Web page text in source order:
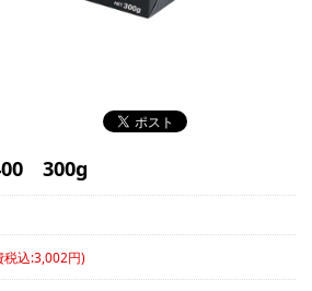
300g
税込:3,002円)